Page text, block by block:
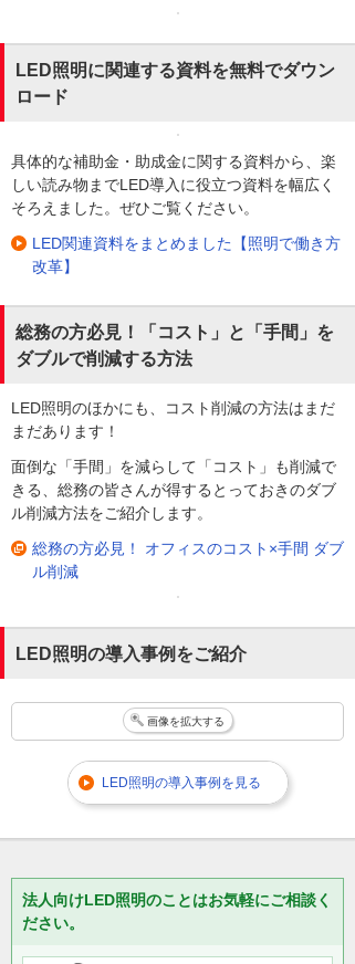
LED照明に関連する資料を無料でダウン
ロード
具体的な補助金・助成金に関する資料から、楽
しい読み物までLED導入に役立つ資料を幅広く
そろえました。ぜひご覧ください。
LED関連資料をまとめました【照明で働き方
改革】
総務の方必見！「コスト」と「手間」を
ダブルで削減する方法
LED照明のほかにも、コスト削減の方法はまだ
まだあります！
面倒な「手間」を減らして「コスト」も削減で
きる、総務の皆さんが得するとっておきのダブ
ル削減方法をご紹介します。
総務の方必見！ オフィスのコスト×手間 ダブ
ル削減
LED照明の導入事例をご紹介
画像を拡大する
LED照明の導入事例を見る
法人向けLED照明のことはお気軽にご相談く
ださい。